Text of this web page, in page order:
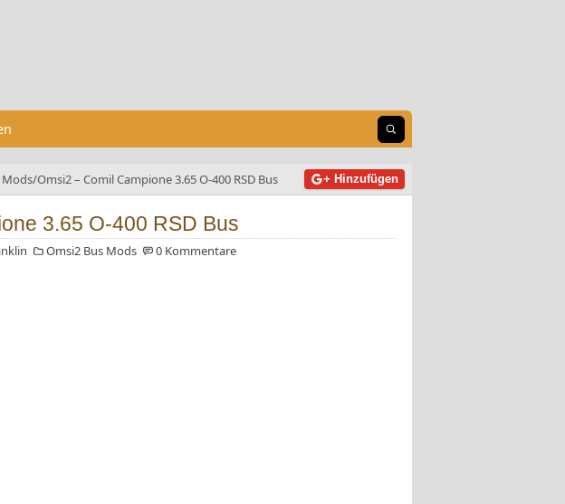
Suche öffnen
Omsi2 – Comil Campione 3.65 O-400 RSD Bus + Hinzufügen
3.65 O-400 RSD Bus
Omsi2 Bus Mods 0 Kommentare